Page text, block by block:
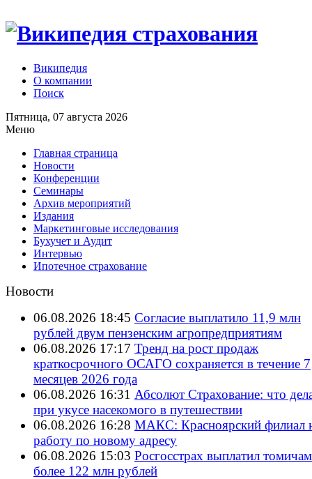
Википедия
О компании
Поиск
Пятница, 07 августа 2026
Меню
Главная страница
Новости
Конференции
Семинары
Архив мероприятий
Издания
Маркетинговые исследования
Бухучет и Аудит
Интервью
Ипотечное страхование
Новости
06.08.2026 18:45 Согласие выплатило 11,9 млн
рублей двум пензенским агропредприятиям
06.08.2026 17:17 Тренд на рост продаж
краткосрочного ОСАГО сохраняется в течение 7
месяцев 2026 года
06.08.2026 16:31 Абсолют Страхование: что
при укусе насекомого в путешествии
06.08.2026 16:28 МАКС: Красноярский филиал
работу по новому адресу
06.08.2026 15:03 Росгосстрах выплатил томичам
более 122 млн рублей